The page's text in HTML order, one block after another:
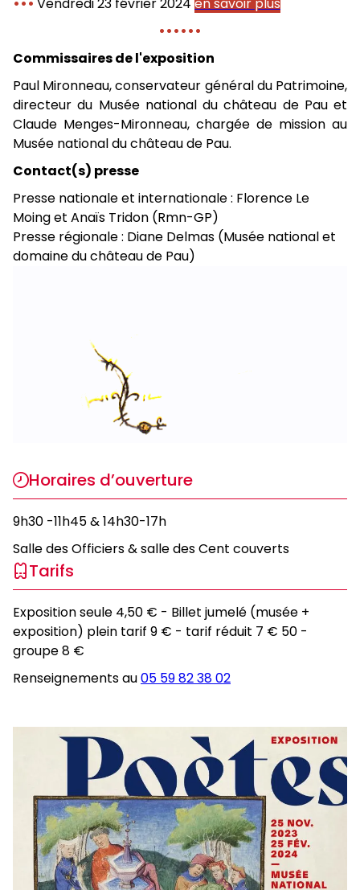
••••••
Commissaires de l'exposition
Paul Mironneau, conservateur général du Patrimoine,
directeur du Musée national du château de Pau et
Claude Menges-Mironneau, chargée de mission au
Musée national du château de Pau.
Contact(s) presse
Presse nationale et internationale : Florence Le
Moing et Anaïs Tridon (Rmn-GP)
Presse régionale : Diane Delmas (Musée national et
domaine du château de Pau)
Horaires d’ouverture
9h30 -11h45 & 14h30-17h
Salle des Officiers & salle des Cent couverts
Tarifs
Exposition seule 4,50 € - Billet jumelé (musée +
exposition) plein tarif 9 € - tarif réduit 7 € 50 -
groupe 8 €
Renseignements au05 59 82 38 02